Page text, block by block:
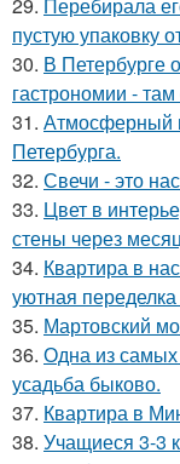
пустую упаковку
30. В Петербурге
гастрономии -
31. Атмосферный
Петербурга.
32. Свечи - это
33. Цвет в
стены через
34. Квартира в
уютная
35. Мартовский
36. Одна из самых
усадьба быково.
37. Квартира в
38. Учащиеся 3-3